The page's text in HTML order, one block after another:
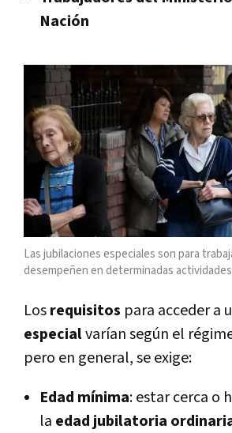
Nación
Las jubilaciones especiales son para
desempeñen en determinadas actividades
Losrequisitos para acceder a
especialvarían según el
pero en general, se exige:
Edad mínima: estar cerca o
la edad jubilatoria